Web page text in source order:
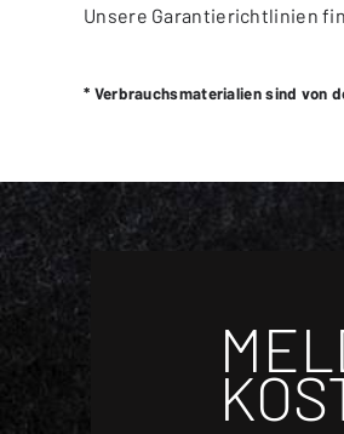
Unsere Garantierichtlinien
* Verbrauchsmaterialien sind von